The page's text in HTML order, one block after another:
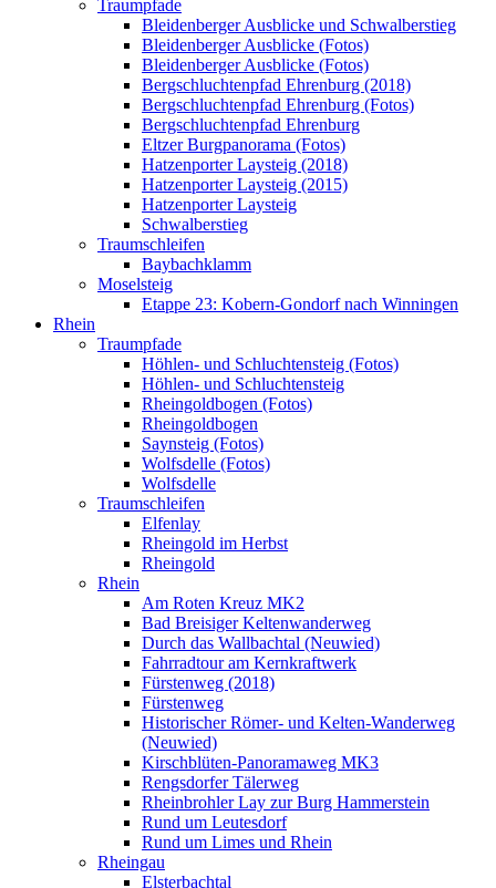
Traumpfade
Bleidenberger Ausblicke und Schwalberstieg
Bleidenberger Ausblicke (Fotos)
Bleidenberger Ausblicke (Fotos)
Bergschluchtenpfad Ehrenburg (2018)
Bergschluchtenpfad Ehrenburg (Fotos)
Bergschluchtenpfad Ehrenburg
Eltzer Burgpanorama (Fotos)
Hatzenporter Laysteig (2018)
Hatzenporter Laysteig (2015)
Hatzenporter Laysteig
Schwalberstieg
Traumschleifen
Baybachklamm
Moselsteig
Etappe 23: Kobern-Gondorf nach Winningen
Rhein
Traumpfade
Höhlen- und Schluchtensteig (Fotos)
Höhlen- und Schluchtensteig
Rheingoldbogen (Fotos)
Rheingoldbogen
Saynsteig (Fotos)
Wolfsdelle (Fotos)
Wolfsdelle
Traumschleifen
Elfenlay
Rheingold im Herbst
Rheingold
Rhein
Am Roten Kreuz MK2
Bad Breisiger Keltenwanderweg
Durch das Wallbachtal (Neuwied)
Fahrradtour am Kernkraftwerk
Fürstenweg (2018)
Fürstenweg
Historischer Römer- und Kelten-Wanderweg
(Neuwied)
Kirschblüten-Panoramaweg MK3
Rengsdorfer Tälerweg
Rheinbrohler Lay zur Burg Hammerstein
Rund um Leutesdorf
Rund um Limes und Rhein
Rheingau
Elsterbachtal